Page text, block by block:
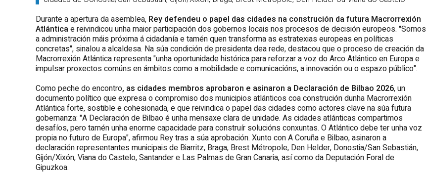
Durante a apertura da asemblea, Rey defendeu o papel das cidades na construción da futura Macrorrexión
Atlánticae reivindicou unha maior participación dos gobernos locais nos procesos de decisión europeos. "Somos
a administración máis próxima á cidadanía e tamén quen transforma as estratexias europeas en políticas
concretas", sinalou a alcaldesa. Na súa condición de presidenta dea rede, destacou que o proceso de creación da
Macrorrexión Atlántica representa "unha oportunidade histórica para reforzar a voz do Arco Atlántico en Europa e
impulsar proxectos comúns en ámbitos como a mobilidade e comunicacións, a innovación ou o espazo público".
Como peche do encontro, as cidades membros aprobaron e asinaron a Declaración de Bilbao 2026, un
documento político que expresa o compromiso dos municipios atlánticos coa construción dunha Macrorrexión
Atlántica forte, sostible e cohesionada, e que reivindica o papel das cidades como actores clave na súa futura
gobernanza: "A Declaración de Bilbao é unha mensaxe clara de unidade. As cidades atlánticas compartimos
desafíos, pero tamén unha enorme capacidade para construír solucións conxuntas. O Atlántico debe ter unha voz
propia no futuro de Europa", afirmou Rey tras a súa aprobación. Xunto con A Coruña e Bilbao, asinaron a
declaración representantes municipais de Biarritz, Braga, Brest Métropole, Den Helder, Donostia/San Sebastián,
Gijón/Xixón, Viana do Castelo, Santander e Las Palmas de Gran Canaria, así como da Deputación Foral de
Gipuzkoa.